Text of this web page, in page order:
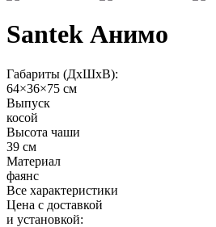
Santek Анимо
Габариты (ДхШхВ):
64×36×75 см
Выпуск
косой
Высота чаши
39 см
Материал
фаянс
Все характеристики
Цена с доставкой
и установкой: